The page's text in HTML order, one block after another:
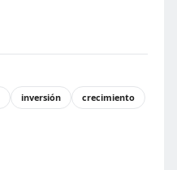
inversión
crecimiento